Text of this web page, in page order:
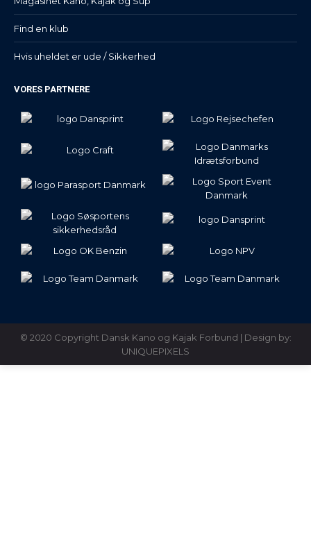
Find en klub
Hvis uheldet er ude / Sikkerhed
VORES PARTNERE
© 2020 Copyright Dansk Kano og Kajak Forbund | Design by:
UNIQUEPIXELS